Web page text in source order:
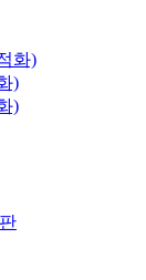
화)
)
)